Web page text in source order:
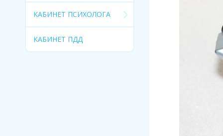
КАБИНЕТ ПСИХОЛОГА
КАБИНЕТ ПДД